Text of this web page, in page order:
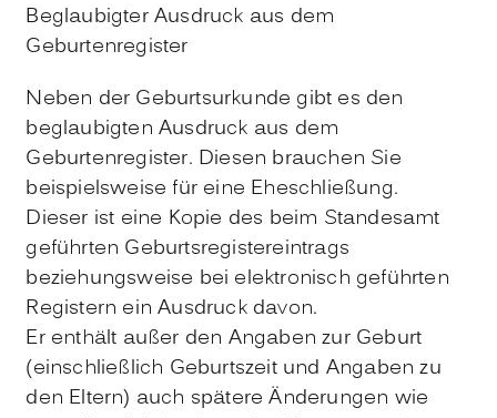
Beglaubigter Ausdruck aus dem
Geburtenregister
Neben der Geburtsurkunde gibt es den
beglaubigten Ausdruck aus dem
Geburtenregister. Diesen brauchen Sie
beispielsweise für eine Eheschließung.
Dieser ist eine Kopie des beim Standesamt
geführten Geburtsregistereintrags
beziehungsweise bei elektronisch geführten
Registern ein Ausdruck davon.
Er enthält außer den Angaben zur Geburt
(einschließlich Geburtszeit und Angaben zu
den Eltern) auch spätere Änderungen wie